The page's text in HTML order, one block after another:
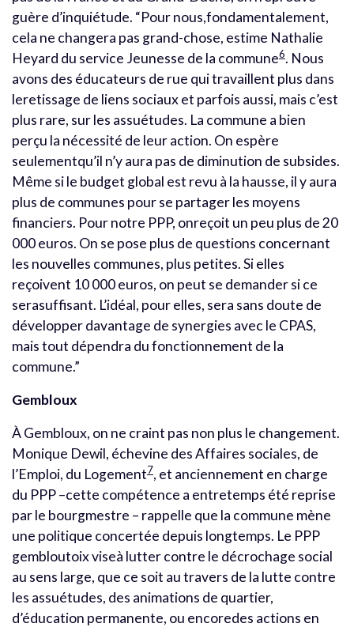
guère d’inquiétude. “Pour nous,fondamentalement,
cela ne changera pas grand-chose, estime Nathalie
Heyard du service Jeunesse de la commune6. Nous
avons des éducateurs de rue qui travaillent plus dans
leretissage de liens sociaux et parfois aussi, mais c’est
plus rare, sur les assuétudes. La commune a bien
perçu la nécessité de leur action. On espère
seulementqu’il n’y aura pas de diminution de subsides.
Même si le budget global est revu à la hausse, il y aura
plus de communes pour se partager les moyens
financiers. Pour notre PPP, onreçoit un peu plus de 20
000 euros. On se pose plus de questions concernant
les nouvelles communes, plus petites. Si elles
reçoivent 10 000 euros, on peut se demander si ce
serasuffisant. L’idéal, pour elles, sera sans doute de
développer davantage de synergies avec le CPAS,
mais tout dépendra du fonctionnement de la
commune.”
Gembloux
À Gembloux, on ne craint pas non plus le changement.
Monique Dewil, échevine des Affaires sociales, de
l’Emploi, du Logement7, et anciennement en charge
du PPP –cette compétence a entretemps été reprise
par le bourgmestre – rappelle que la commune mène
une politique concertée depuis longtemps. Le PPP
gembloutoix viseà lutter contre le décrochage social
au sens large, que ce soit au travers de la lutte contre
les assuétudes, des animations de quartier,
d’éducation permanente, ou encoredes actions en